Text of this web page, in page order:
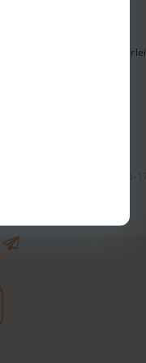
Biogen nimmt keinerlei
keinerlei